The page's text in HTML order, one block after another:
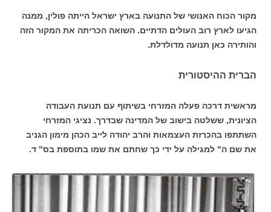
מקור הכוח האנושי של התנועה בארץ ישראל הייתה פולין, ממנה
הגיעו לארץ רוב העולים הדתיים. השואה הכריתה את המקור הזה
והותירה כאן תנועה מדולדלת.
הברית ההיסטורית
מראשית דרכה פעלה המזרחי בשיתוף עם תנועת העבודה
הציונית, ששלטה בישוב של המדינה שבדרך. נציגי המזרחי
השתתפו בהכרזת העצמאות והרב יהודה לייב הכהן מימון הגניב
את שם ה" למגילה על ידי כך שחתם את שמו בתוספת בס" ד.